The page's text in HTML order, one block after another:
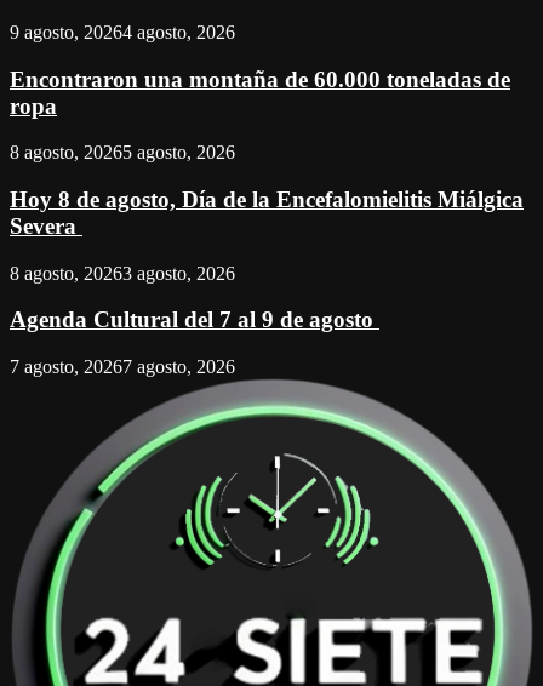
9 agosto, 20264 agosto, 2026
Encontraron una montaña de 60.000 toneladas de
ropa
8 agosto, 20265 agosto, 2026
Hoy 8 de agosto, Día de la Encefalomielitis Miálgica
Severa
8 agosto, 20263 agosto, 2026
Agenda Cultural del 7 al 9 de agosto
7 agosto, 20267 agosto, 2026